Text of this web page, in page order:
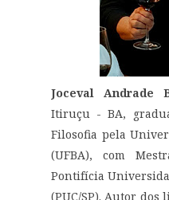
Joceval Andrade
Itiruçu - BA,
Filosofia pela
(UFBA), com
Pontifícia
(PUC/SP). Autor dos